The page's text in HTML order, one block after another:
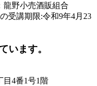
龍野小売酒販組合
受講期限:令和9年4月23
います。
目4番1号1階